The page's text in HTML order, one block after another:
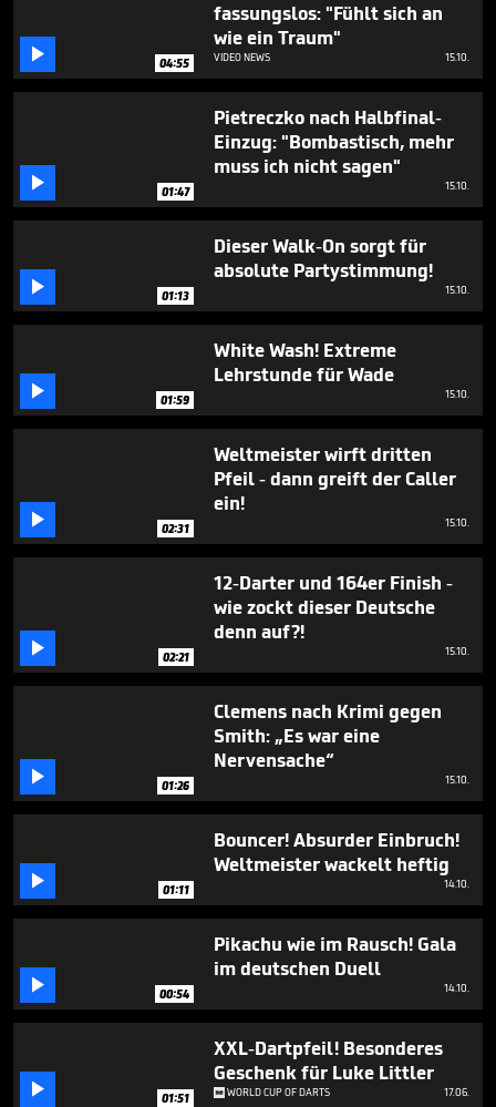
seconds
 04:55
fassungslos: "Fühlt sich an
wie ein Traum"
VIDEO NEWS 15.10.
 01:47
Pietreczko nach Halbfinal-
Einzug: "Bombastisch, mehr
muss ich nicht sagen"
15.10.
 01:13
Dieser Walk-On sorgt für
absolute Partystimmung!
15.10.
 01:59
White Wash! Extreme
Lehrstunde für Wade
15.10.
 02:31
Weltmeister wirft dritten
Pfeil - dann greift der Caller
ein!
15.10.
 02:21
12-Darter und 164er Finish -
wie zockt dieser Deutsche
denn auf?!
15.10.
 01:26
Clemens nach Krimi gegen
Smith: „Es war eine
Nervensache“
15.10.
 01:11
Bouncer! Absurder Einbruch!
Weltmeister wackelt heftig
14.10.
 00:54
Pikachu wie im Rausch! Gala
im deutschen Duell
14.10.
 01:51
XXL-Dartpfeil! Besonderes
Geschenk für Luke Littler
WORLD CUP OF DARTS 17.06.